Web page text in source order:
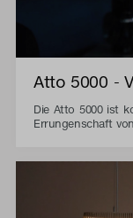
Atto 5000 -
Die Atto 5000 ist
Errungenschaft